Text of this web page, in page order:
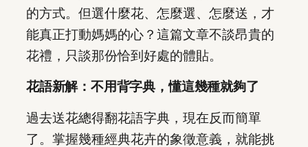
的方式。但選什麼花、怎麼選、怎麼送，才
能真正打動媽媽的心？這篇文章不談昂貴的
花禮，只談那份恰到好處的體貼。
花語新解：不用背字典，懂這幾種就夠了
過去送花總得翻花語字典，現在反而簡單
了。掌握幾種經典花卉的象徵意義，就能挑